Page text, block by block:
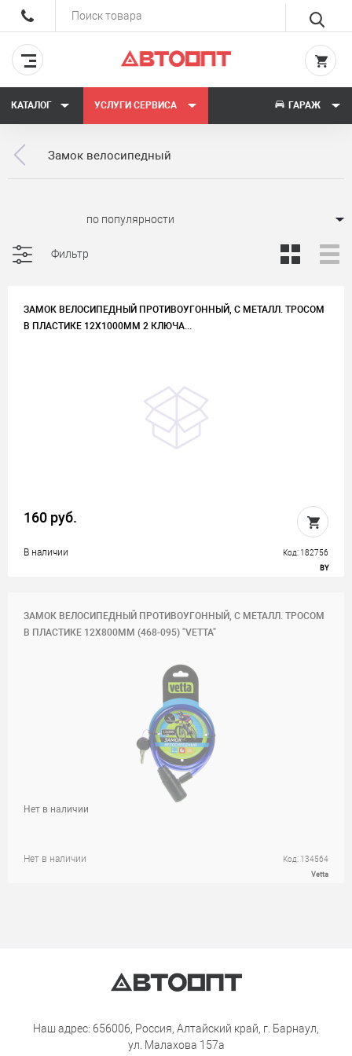
КАТАЛОГ УСЛУГИ СЕРВИСА ГАРАЖ
Замок велосипедный
Фильтр
ЗАМОК ВЕЛОСИПЕДНЫЙ ПРОТИВОУГОННЫЙ, С МЕТАЛЛ. ТРОСОМ
В ПЛАСТИКЕ 12Х1000ММ 2 КЛЮЧА...
160 руб.
В наличии Код: 182756
BY
ЗАМОК ВЕЛОСИПЕДНЫЙ ПРОТИВОУГОННЫЙ, С МЕТАЛЛ. ТРОСОМ
В ПЛАСТИКЕ 12Х800ММ (468-095) "VETTA"
Нет в наличии Код: 134564
Vetta
Нет в наличии
Наш адрес: 656006, Россия, Алтайский край, г. Барнаул,
ул. Малахова 157а